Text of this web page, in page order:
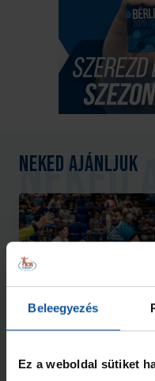
Beleegyezés
Ez a weboldal sütiket
Neked ajánljuk
Galéria
2026. aug.
OTP Bank-PICK